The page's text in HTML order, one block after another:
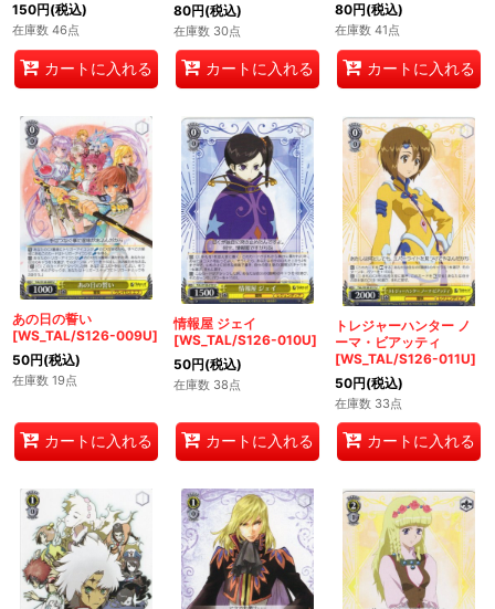
150円(税込)
在庫数 46点
カートに入れる
80円(税込)
在庫数 30点
カートに入れる
80円(税込)
在庫数 41点
カートに入れる
あの日の誓い
[WS_TAL/S126-009U]
50円(税込)
在庫数 19点
カートに入れる
情報屋 ジェイ
[WS_TAL/S126-010U]
50円(税込)
在庫数 38点
カートに入れる
トレジャーハンター ノ
ーマ・ビアッティ
[WS_TAL/S126-011U]
50円(税込)
在庫数 33点
カートに入れる